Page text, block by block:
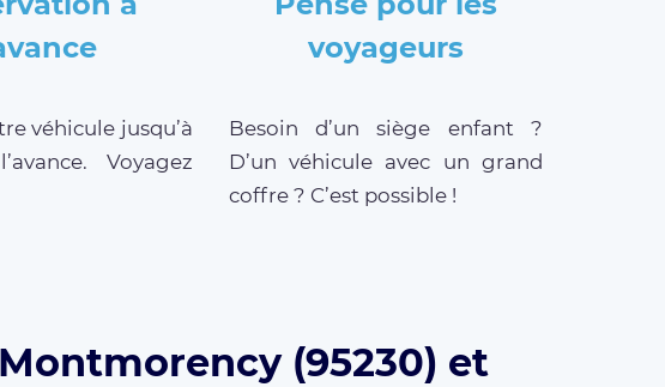
véhicule jusqu’à
Voyagez
voyageurs
Besoin d’un siège enfant ?
D’un véhicule avec un grand
coffre ? C’est possible !
(95230) et